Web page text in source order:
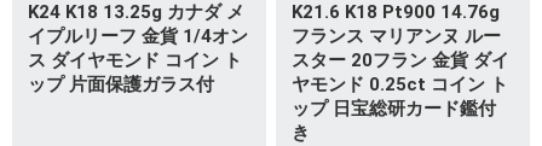
K24 K18 13.25g カナダ メ
イプルリーフ 金貨 1/4オン
ス ダイヤモンド コイン ト
ップ 片面保護ガラス付
K21.6 K18 Pt900 14.76g
フランス マリアンヌ ルー
スター 20フラン 金貨 ダイ
ヤモンド 0.25ct コイン ト
ップ 日宝総研カード鑑付
き